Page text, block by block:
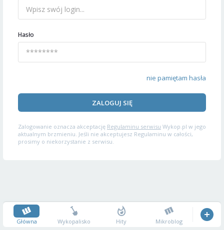
Hasło
nie pamiętam hasła
ZALOGUJ SIĘ
Zalogowanie oznacza akceptację Regulaminu serwisu Wykop.pl w jego
aktualnym brzmieniu. Jeśli nie akceptujesz Regulaminu w całości,
prosimy o niekorzystanie z serwisu.
Główna Wykopalisko Hity Mikroblog